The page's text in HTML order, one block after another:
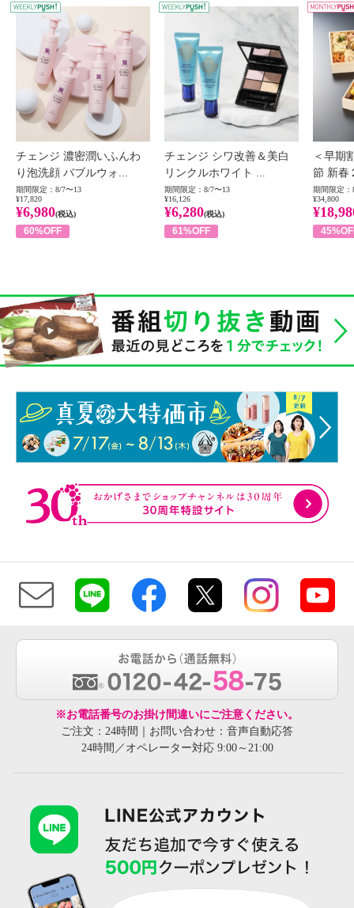
WEEKLY PUSH
チェンジ 濃密潤いふんわ
り泡洗顔 バブルウォ...
期間限定：8/7〜13
¥17,820
¥6,980(税込)
60%OFF
チェンジ シワ改善＆美白
リンクルホワイト ...
期間限定：8/7〜13
¥16,126
¥6,280(税込)
61%OFF
＜早期
節 新春
期間限定：
¥34,800
※お電話番号のお掛け間違いにご注意ください。
ご注文：24時間｜お問い合わせ：音声自動応答
24時間／オペレーター対応 9:00～21:00